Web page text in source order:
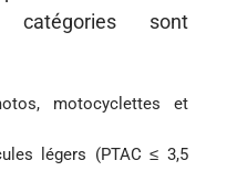
catégories sont
motocyclettes et
légers (PTAC ≤ 3,5